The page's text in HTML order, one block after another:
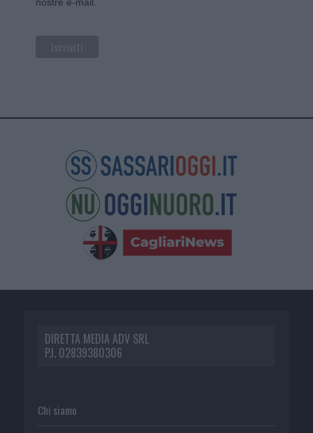
DIRETTA MEDIA ADV SRL
P.I. 02839380306
Chi siamo